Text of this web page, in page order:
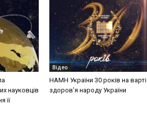
науковців
її
Відео
НАМН України 30 років на варті
здоров’я народу України